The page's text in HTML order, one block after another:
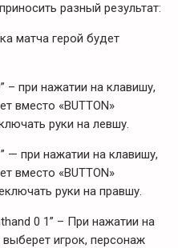
разный результат:
матча герой будет
– при нажатии на клавишу,
вместо «BUTTON»
руки на левшу.
— при нажатии на клавишу,
вместо «BUTTON»
руки на правшу.
0 1” – При нажатии на
игрок, персонаж